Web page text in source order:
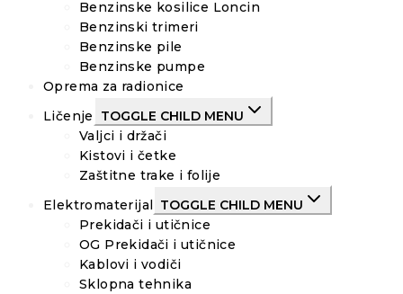
Benzinske kosilice Loncin
Benzinski trimeri
Benzinske pile
Benzinske pumpe
Oprema za radionice
Ličenje
TOGGLE CHILD MENU
Valjci i držači
Kistovi i četke
Zaštitne trake i folije
Elektromaterijal
TOGGLE CHILD MENU
Prekidači i utičnice
OG Prekidači i utičnice
Kablovi i vodiči
Sklopna tehnika